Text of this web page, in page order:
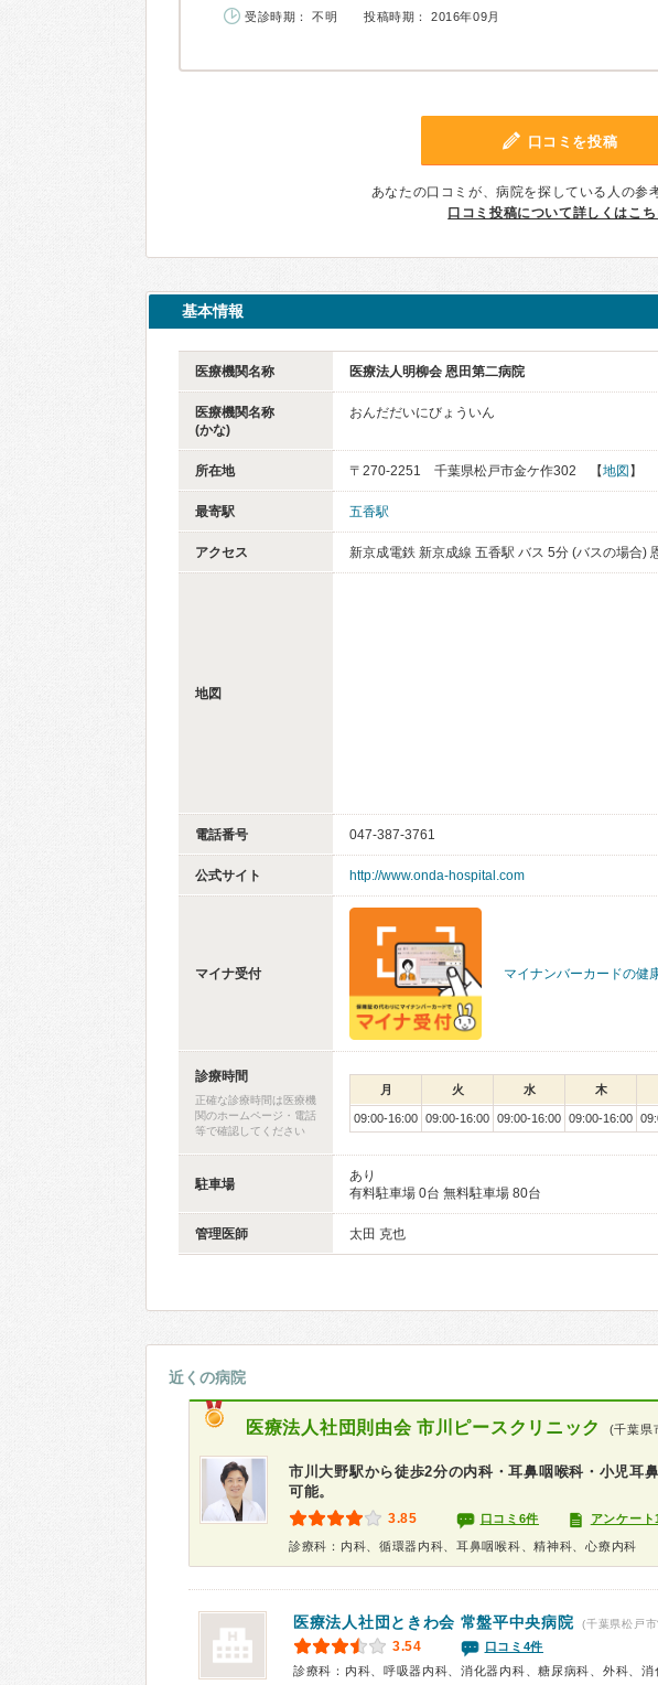
受診時期： 不明 投稿時期： 2016年09月
口コミを投稿
あなたの口コミが、病院を探している人の参
口コミ投稿について詳しくはこち
基本情報
医療機関名称 医療法人明柳会 恩田第二病院
医療機関名称
(かな)
おんだだいにびょういん
所在地 〒270-2251 千葉県松戸市金ケ作302 【地図 】
最寄駅 五香駅
アクセス 新京成電鉄 新京成線 五香駅 バス 5分 (バスの場合)
地図
電話番号 047-387-3761
公式サイト http://www.onda-hospital.com
マイナ受付 マイナンバーカードの健
診療時間
正確な診療時間は医療機
関のホームページ・電話
等で確認してください
月 火 水 木
09:00-16:00 09:00-16:00 09:00-16:00 09:00-16:00
駐車場
あり
有料駐車場 0台 無料駐車場 80台
管理医師 太田 克也
近くの病院
医療法人社団則由会 市川ピースクリニック (千葉県
市川大野駅から徒歩2分の内科・耳鼻咽喉科・小児耳
可能。
3.85 口コミ6件 アンケート
診療科：内科、循環器内科、耳鼻咽喉科、精神科、心療内科
医療法人社団ときわ会 常盤平中央病院 (千葉県松戸
3.54
口コミ4件